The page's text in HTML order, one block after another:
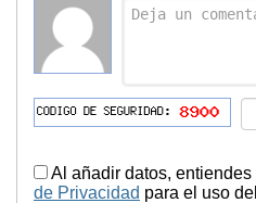
Al añadir datos, entiendes
de Privacidad para el uso